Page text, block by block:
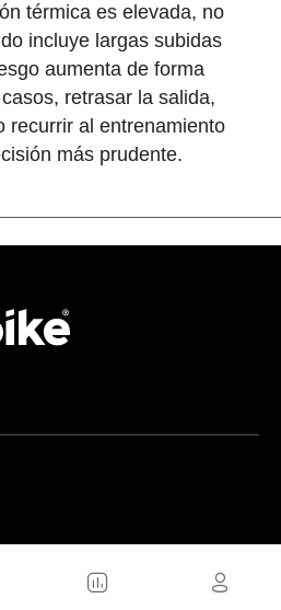
térmica es elevada, no
incluye largas subidas
aumenta de forma
retrasar la salida,
recurrir al entrenamiento
más prudente.